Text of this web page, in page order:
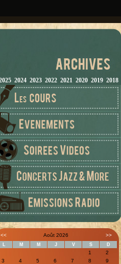
2024 2023 2022 2021 2020 2019 2018
<< Août 2026 >>
L M M J V S D
1
2
3
4 5 6 7 8
9